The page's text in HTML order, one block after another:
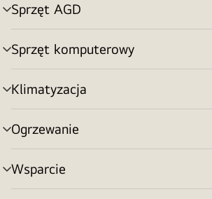
Sprzęt AGD
Przełącznik
menu
Sprzęt komputerowy
Przełącznik
menu
Klimatyzacja
Przełącznik
menu
Ogrzewanie
Przełącznik
menu
Wsparcie
Przełącznik
menu